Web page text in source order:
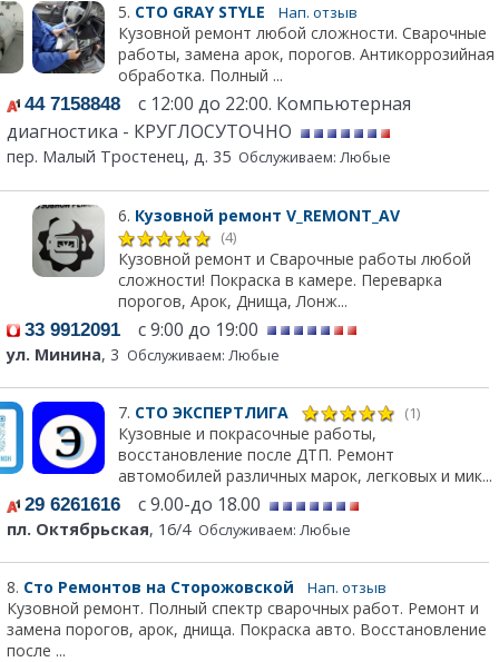
5. СТО GRAY STYLE Нап. отзыв
Кузовной ремонт любой сложности. Сварочные
работы, замена арок, порогов. Антикоррозийная
обработка. Полный ...
44 7158848 с 12:00 до 22:00. Компьютерная
диагностика - КРУГЛОСУТОЧНО
пер. Малый Тростенец, д. 35 Обслуживаем: Любые
6. Кузовной ремонт V_REMONT_AV
(4)
Кузовной ремонт и Сварочные работы любой
сложности! Покраска в камере. Переварка
порогов, Арок, Днища, Лонж...
33 9912091 с 9:00 до 19:00
ул. Минина, 3 Обслуживаем: Любые
7. СТО ЭКСПЕРТЛИГА (1)
Кузовные и покрасочные работы,
восстановление после ДТП. Ремонт
автомобилей различных марок, легковых и мик...
29 6261616 с 9.00-до 18.00
пл. Октябрьская, 16/4 Обслуживаем: Любые
8. Сто Ремонтов на Сторожовской Нап. отзыв
Кузовной ремонт. Полный спектр сварочных работ. Ремонт и
замена порогов, арок, днища. Покраска авто. Восстановление
после ...